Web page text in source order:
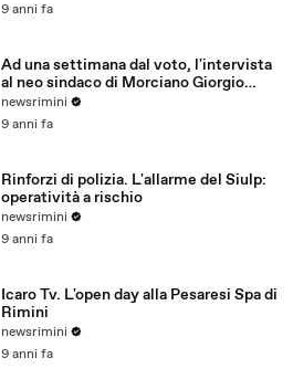
9 anni fa
Ad una settimana dal voto, l'intervista
al neo sindaco di Morciano Giorgio
Ciotti
newsrimini
9 anni fa
Rinforzi di polizia. L'allarme del Siulp:
operatività a rischio
newsrimini
9 anni fa
Icaro Tv. L'open day alla Pesaresi Spa di
Rimini
newsrimini
9 anni fa